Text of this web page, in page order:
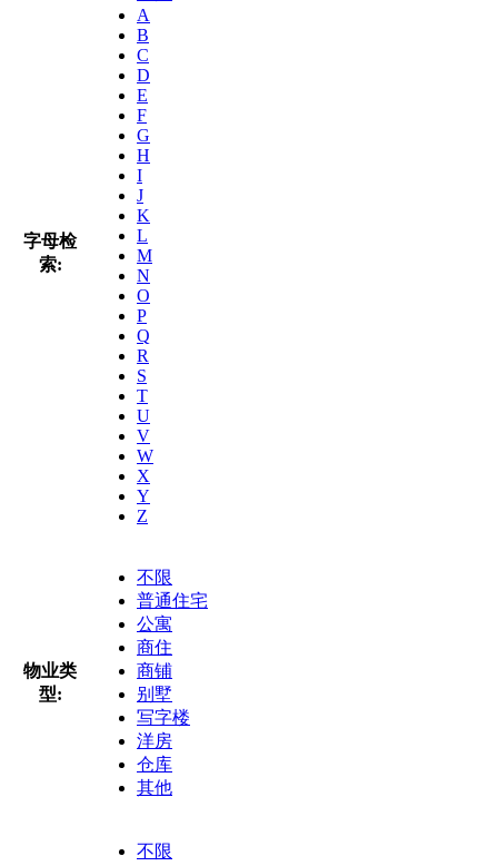
字母检
索:
A
B
C
D
E
F
G
H
I
J
K
L
M
N
O
P
Q
R
S
T
U
V
W
X
Y
Z
物业类
型:
不限
普通住宅
公寓
商住
商铺
别墅
写字楼
洋房
仓库
其他
不限